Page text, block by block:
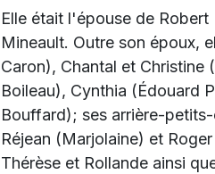
Elle était l'épouse de
Mineault. Outre son époux,
Caron), Chantal et
Boileau), Cynthia (Édouard
Bouffard); ses arrière-
Réjean (Marjolaine) et
Thérèse et Rollande ainsi